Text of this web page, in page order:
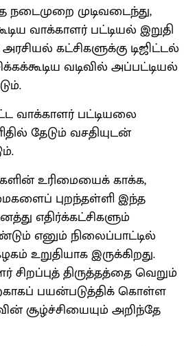
நடைமுறை முடிவடைந்து,
வாக்காளர் பட்டியல் இறுதி
கட்சிகளுக்கு டிஜிட்டல்
வடிவில் அப்பட்டியல்
வாக்காளர் பட்டியலை
தேடும் வசதியுடன்
உரிமையைக் காக்க,
புறந்தள்ளி இந்த
எதிர்க்கட்சிகளும்
எனும் நிலைப்பாட்டில்
உறுதியாக இருக்கிறது.
திருத்தத்தை வெறும்
பயன்படுத்திக் கொள்ள
சூழ்ச்சியையும் அறிந்தே